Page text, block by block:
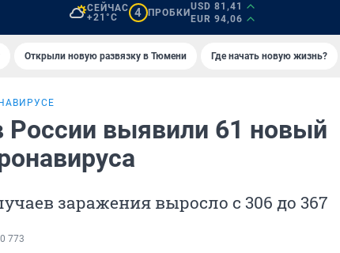
СЕЙЧАС
+21°C
4 ПРОБКИ
USD 81,41
EUR 94,06
Открыли новую развязку в Тюмени Где начать новую жизнь?
России выявили 61 новый
заражения выросло с 306 до 367
773